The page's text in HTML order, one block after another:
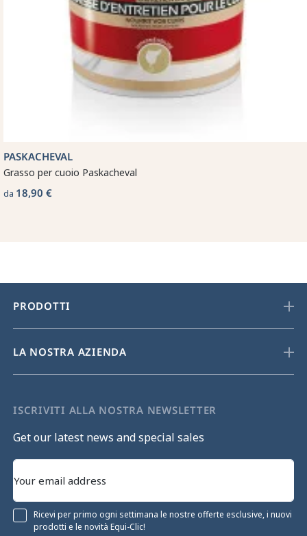
PASKACHEVAL
Grasso per cuoio Paskacheval
da 18,90 €
PRODOTTI
LA NOSTRA AZIENDA
ISCRIVITI ALLA NOSTRA NEWSLETTER
Get our latest news and special sales
Ricevi per primo ogni settimana le nostre offerte esclusive, i nuovi
prodotti e le novità Equi-Clic!